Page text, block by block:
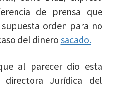
de prensa que
orden para no
del dinerosacado.
al parecer dio esta
Jurídica del